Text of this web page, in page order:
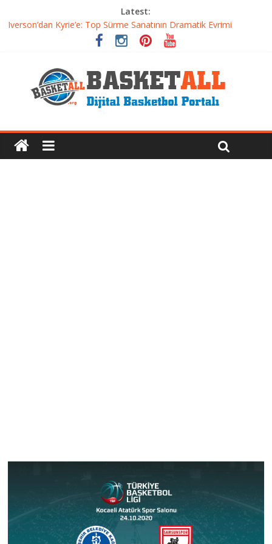
Latest:
Iverson’dan Kyrie’e: Top Sürme Sanatının Dramatik Evrimi
Dünyanın En İyi Basketbol Takımı: Gerçek Şampiyon Kim?
Etkili Basketbol Antrenmanı Nasıl Olmalı
Yaklaşımlar
Basketbolda Şut Antrenmanı ve Grafik Oluşturma